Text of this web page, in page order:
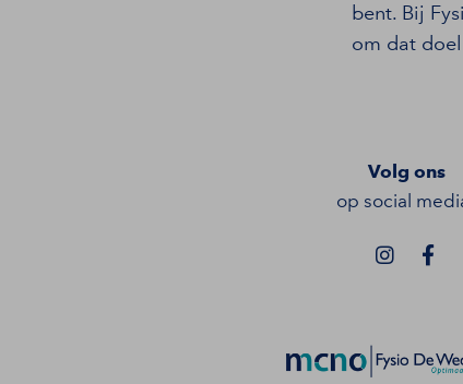
bent. Bij
om dat
Volg ons
op social